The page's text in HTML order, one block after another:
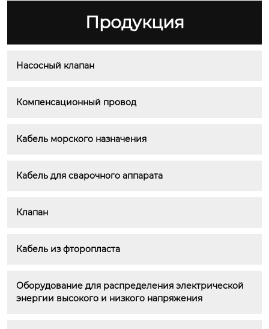
Продукция
Насосный клапан
Компенсационный провод
Кабель морского назначения
Кабель для сварочного аппарата
Клапан
Кабель из фторопласта
Оборудование для распределения электрической
энергии высокого и низкого напряжения